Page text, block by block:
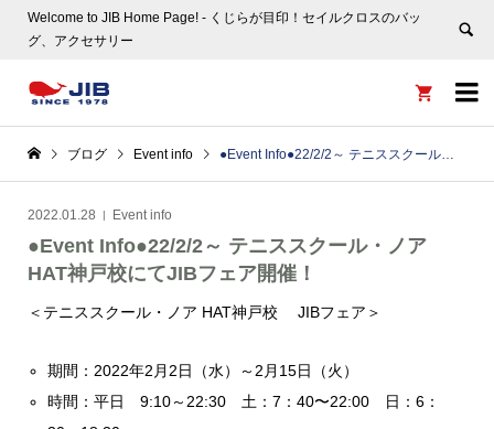
Welcome to JIB Home Page! ‐ くじらが目印！セイルクロスのバッ
グ、アクセサリー


ブログ Event info ●Event Info●22/2/2～ テニススクール・ノア HAT神戸校にてJIBフェア開催！
2022.01.28 Event info
●Event Info●22/2/2～ テニススクール・ノア
HAT神戸校にてJIBフェア開催！
＜テニススクール・ノア HAT神戸校 JIBフェア＞
期間：2022年2月2日（水）～2月15日（火）
時間：平日 9:10～22:30 土：7：40〜22:00 日：6：